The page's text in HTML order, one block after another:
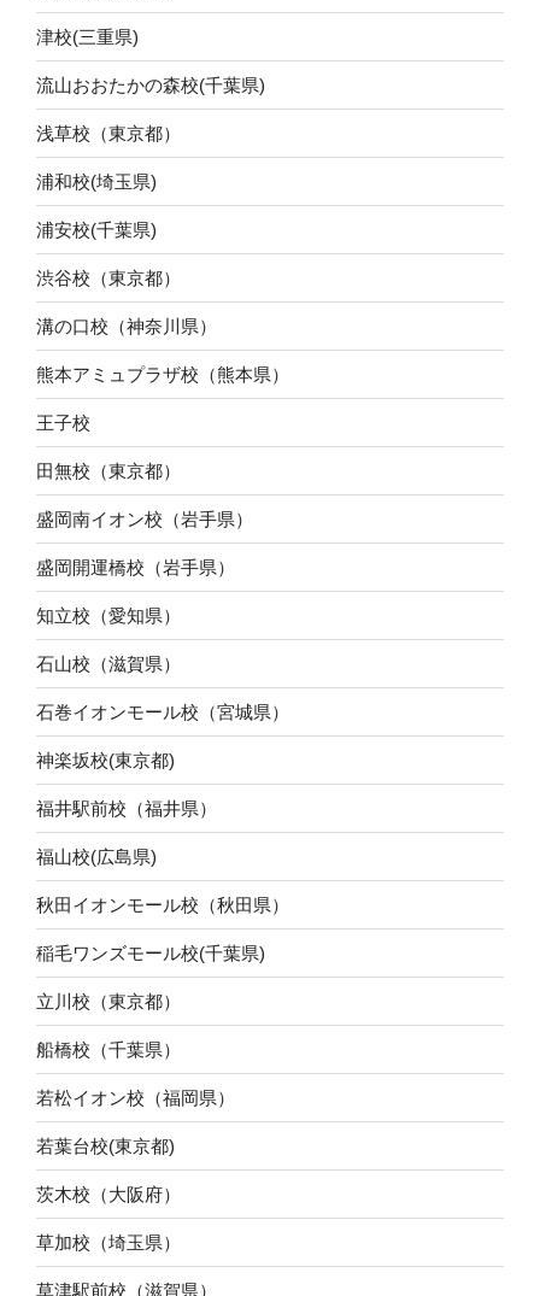
津校(三重県)
流山おおたかの森校(千葉県)
浅草校（東京都）
浦和校(埼玉県)
浦安校(千葉県)
渋谷校（東京都）
溝の口校（神奈川県）
熊本アミュプラザ校（熊本県）
王子校
田無校（東京都）
盛岡南イオン校（岩手県）
盛岡開運橋校（岩手県）
知立校（愛知県）
石山校（滋賀県）
石巻イオンモール校（宮城県）
神楽坂校(東京都)
福井駅前校（福井県）
福山校(広島県)
秋田イオンモール校（秋田県）
稲毛ワンズモール校(千葉県)
立川校（東京都）
船橋校（千葉県）
若松イオン校（福岡県）
若葉台校(東京都)
茨木校（大阪府）
草加校（埼玉県）
草津駅前校（滋賀県）